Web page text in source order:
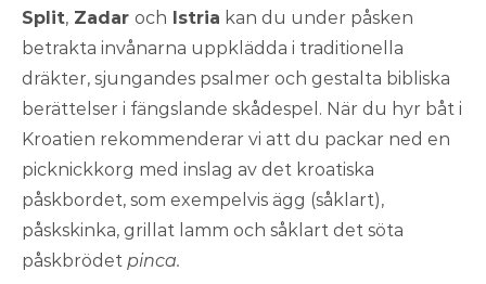
Split, Zadar och Istria kan du under påsken
betrakta invånarna uppklädda i traditionella
dräkter, sjungandes psalmer och gestalta bibliska
berättelser i fängslande skådespel. När du hyr båt i
Kroatien rekommenderar vi att du packar ned en
picknickkorg med inslag av det kroatiska
påskbordet, som exempelvis ägg (såklart),
påskskinka, grillat lamm och såklart det söta
påskbrödet pinca.